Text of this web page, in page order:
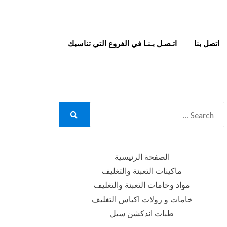
اتصل بنا اتـصـل بـنـا في الفروع التي تناسبك
الصفحة الرئيسية
ماكينات التعبئة والتغليف
مواد وخامات التعبئة والتغليف
خامات و رولات اكياس التغليف
طبات اندكشن سيل